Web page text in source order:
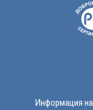
Информация на